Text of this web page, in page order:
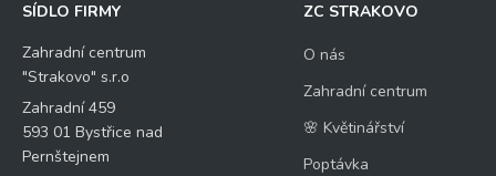
SÍDLO FIRMY
Zahradní centrum
"Strakovo" s.r.o
Zahradní 459
593 01 Bystřice nad
Pernštejnem
ZC STRAKOVO
O nás
Zahradní centrum
🌸 Květinářství
Poptávka